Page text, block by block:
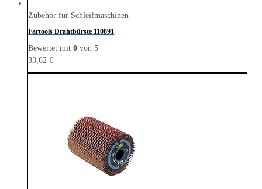
Zubehör für Schleifmaschinen
Fartools Drahtbürste ‎110891
Bewertet mit0 von 5
33,62€